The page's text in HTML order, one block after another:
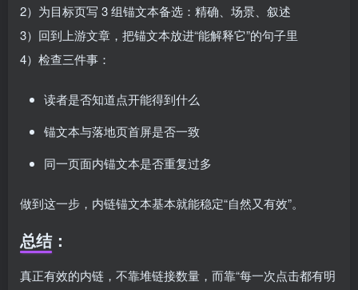
2）为目标页写 3 组锚文本备选：精确、场景、叙述
3）回到上游文章，把锚文本放进“能解释它”的句子里
4）检查三件事：
读者是否知道点开能得到什么
锚文本与落地页首屏是否一致
同一页面内锚文本是否重复过多
做到这一步，内链锚文本基本就能稳定“自然又有效”。
总结：
真正有效的内链，不靠堆链接数量，而靠“每一次点击都有明